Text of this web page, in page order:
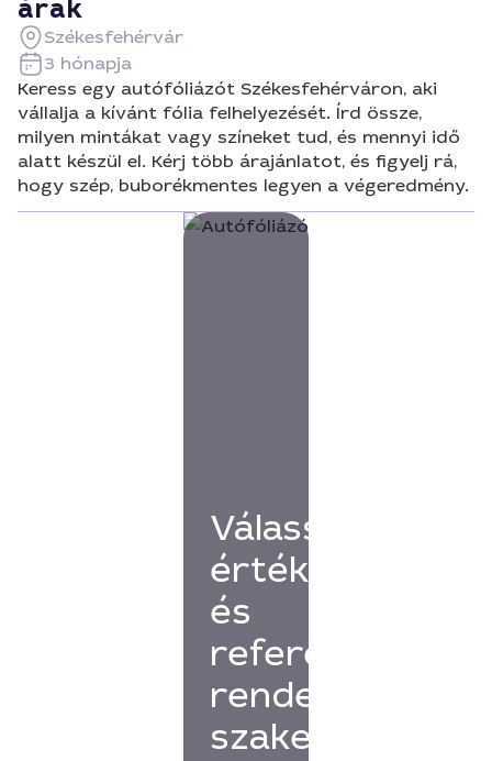
árak
Székesfehérvár
3 hónapja
Keress egy autófóliázót Székesfehérváron, aki
vállalja a kívánt fólia felhelyezését. Írd össze,
milyen mintákat vagy színeket tud, és mennyi idő
alatt készül el. Kérj több árajánlatot, és figyelj rá,
hogy szép, buborékmentes legyen a végeredmény.
Válassz
értékelésekkel
és
referenciákkal
rendelkező
szakembert!